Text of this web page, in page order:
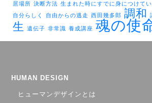
居場所 決断方法 生まれた時にすでに身につけて
自分らしく
自由からの逃走 西田幾多郎 調和
生
遺伝子 非常識 養成講座 魂の使
HUMAN DESIGN
ヒューマンデザインとは